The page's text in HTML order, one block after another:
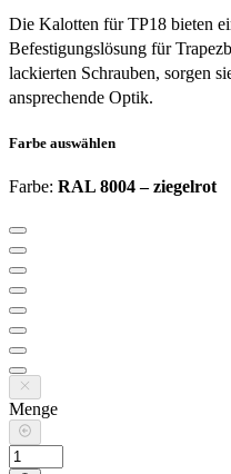
Die Kalotten für TP18 bieten
Befestigungslösung für
lackierten Schrauben, sorgen
ansprechende Optik.
Farbe auswählen
Farbe: RAL 8004 – ziegelrot
Menge